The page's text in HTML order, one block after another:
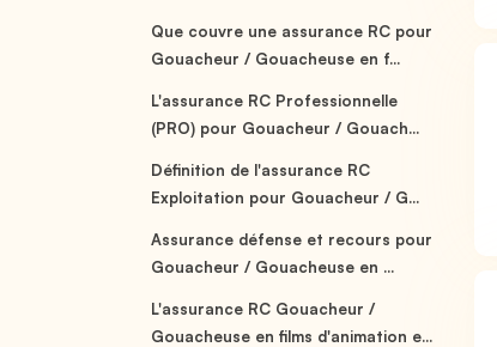
Que couvre une assurance RC pour
Gouacheur / Gouacheuse en f...
L'assurance RC Professionnelle
(PRO) pour Gouacheur / Gouach...
Définition de l'assurance RC
Exploitation pour Gouacheur / G...
Assurance défense et recours pour
Gouacheur / Gouacheuse en ...
L'assurance RC Gouacheur /
Gouacheuse en films d'animation e...